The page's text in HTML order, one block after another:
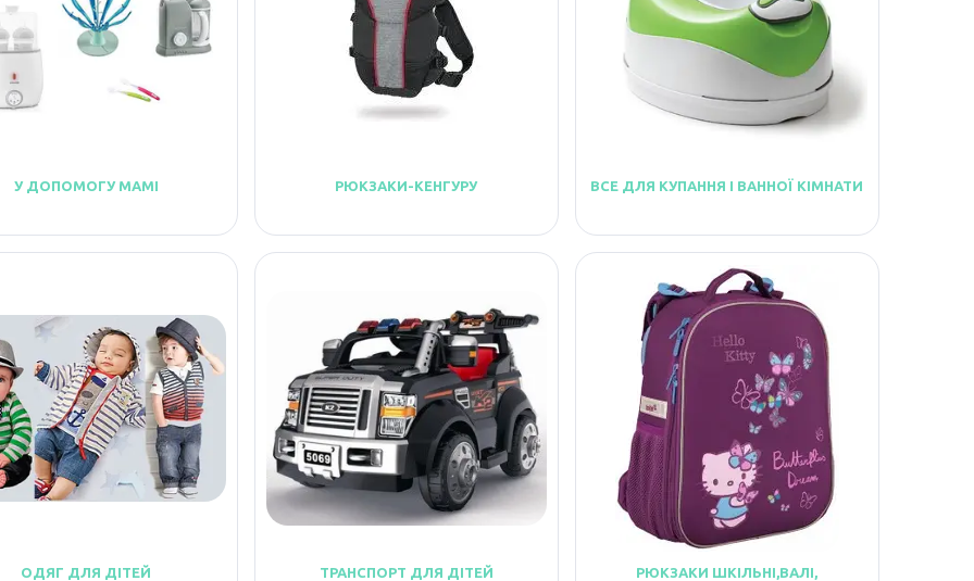
У ДОПОМОГУ МАМІ РЮКЗАКИ-КЕНГУРУ ВСЕ ДЛЯ КУПАННЯ І ВАННОЇ КІМНАТИ
ОДЯГ ДЛЯ ДІТЕЙ ТРАНСПОРТ ДЛЯ ДІТЕЙ
РЮКЗАКИ ШКІЛЬНІ,ВАЛІ,